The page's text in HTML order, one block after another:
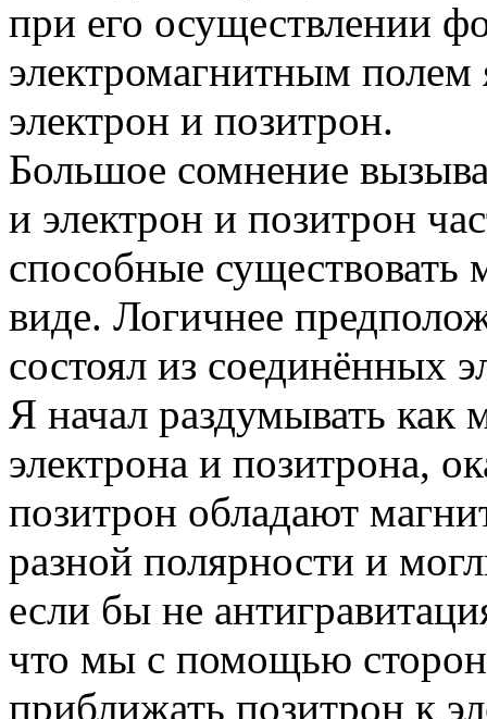
при его осуществлении
электромагнитным полем
электрон и позитрон.
Большое сомнение
и электрон и позитрон
способные
виде. Логичнее
состоял из соединённых
Я начал раздумывать
электрона и позитрона,
позитрон обладают
разной полярности и
если бы не
что мы с помощью
приближать позитрон к